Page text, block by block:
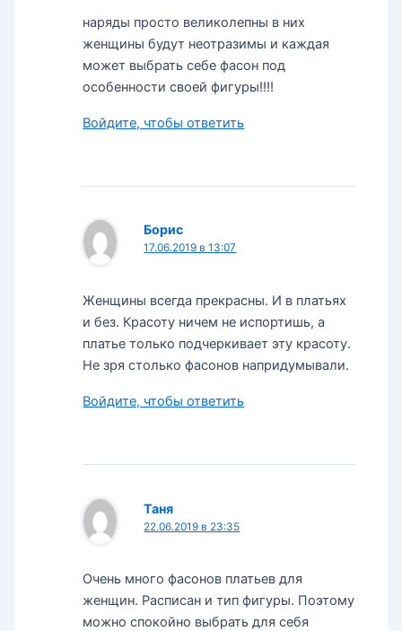
наряды просто великолепны в них
женщины будут неотразимы и каждая
может выбрать себе фасон под
особенности своей фигуры!!!!
Войдите, чтобы ответить
Борис
17.06.2019 в 13:07
Женщины всегда прекрасны. И в платьях
и без. Красоту ничем не испортишь, а
платье только подчеркивает эту красоту.
Не зря столько фасонов напридумывали.
Войдите, чтобы ответить
Таня
22.06.2019 в 23:35
Очень много фасонов платьев для
женщин. Расписан и тип фигуры. Поэтому
можно спокойно выбрать для себя